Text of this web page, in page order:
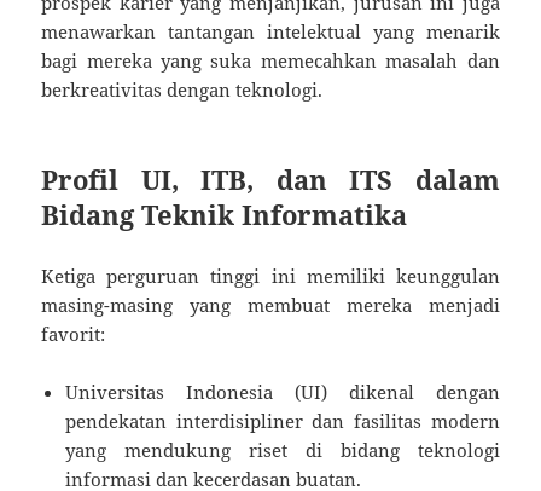
menawarkan tantangan intelektual yang menarik
bagi mereka yang suka memecahkan masalah dan
berkreativitas dengan teknologi.
Profil UI, ITB, dan ITS dalam
Bidang Teknik Informatika
Ketiga perguruan tinggi ini memiliki keunggulan
masing-masing yang membuat mereka menjadi
favorit:
Universitas Indonesia (UI) dikenal dengan
pendekatan interdisipliner dan fasilitas modern
yang mendukung riset di bidang teknologi
informasi dan kecerdasan buatan.